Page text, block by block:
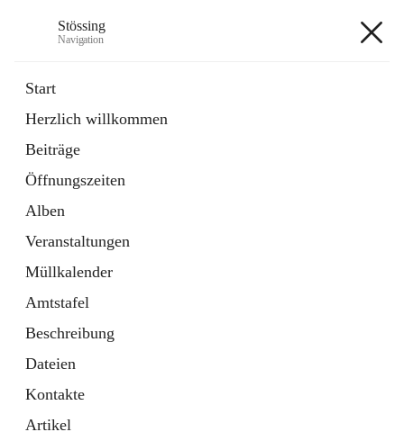
Stössing
Navigation
Start
Herzlich willkommen
Beiträge
Öffnungszeiten
Alben
Veranstaltungen
Müllkalender
Amtstafel
Beschreibung
Dateien
Kontakte
Artikel
Datei
in
Tab
Kindergarten
öffnet
in
neuem
Tab